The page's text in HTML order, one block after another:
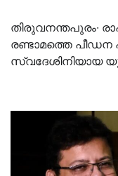
തിരുവനന്തപുരം∙
രണ്ടാമത്തെ
സ്വദേശിനിയായ